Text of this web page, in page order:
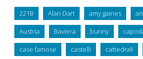
221B Alan Dart amy gaines
Austria Baviera bunny
case famose castelli cattedrali